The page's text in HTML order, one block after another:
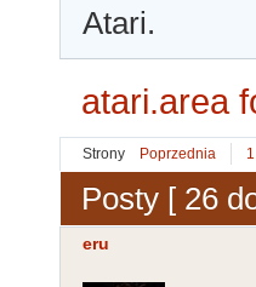
Atari.
atari.area
Strony Poprzednia 1
Posty [ 26
eru